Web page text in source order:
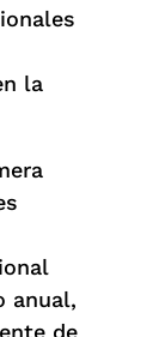
la
anual,
de